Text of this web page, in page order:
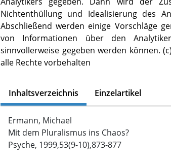
Nichtenthüllung und Idealisierung des
Abschließend werden einige Vorschläge
von Informationen über den
sinnvollerweise gegeben werden können.
alle Rechte vorbehalten
Inhaltsverzeichnis Einzelartikel
Ermann, Michael
Mit dem Pluralismus ins Chaos?
Psyche, 1999,53(9-10),873-877